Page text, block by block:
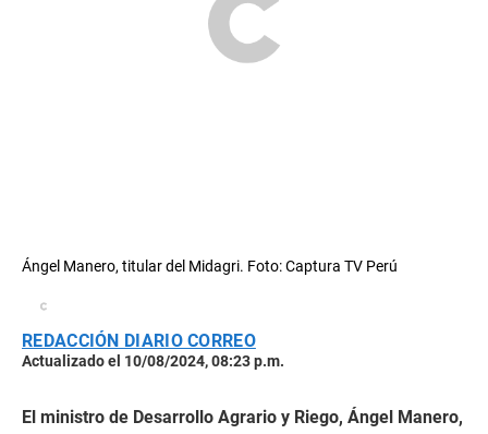
Ángel Manero, titular del Midagri. Foto: Captura TV Perú
REDACCIÓN DIARIO CORREO
Actualizado el 10/08/2024, 08:23 p.m.
El ministro de Desarrollo Agrario y Riego, Ángel Manero,